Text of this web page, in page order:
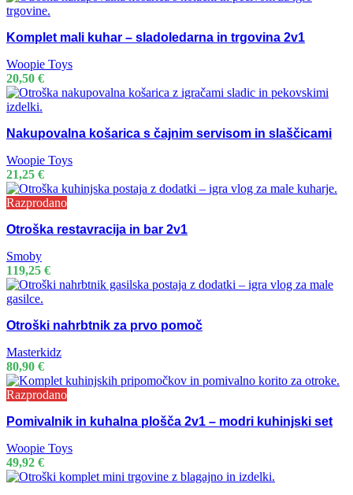
Komplet mali kuhar – sladoledarna in trgovina 2v1
Woopie Toys
20,50 €
Nakupovalna košarica s čajnim servisom in slaščicami
Woopie Toys
21,25 €
Razprodano
Otroška restavracija in bar 2v1
Smoby
119,25 €
Otroški nahrbtnik za prvo pomoč
Masterkidz
80,90 €
Razprodano
Pomivalnik in kuhalna plošča 2v1 – modri kuhinjski set
Woopie Toys
49,92 €